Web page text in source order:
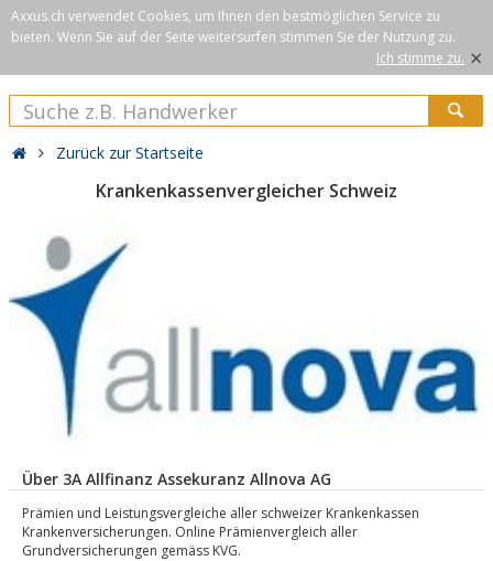
Axxus.ch verwendet Cookies, um Ihnen den bestmöglichen Service zu
bieten. Wenn Sie auf der Seite weitersurfen stimmen Sie der Nutzung zu.
Ich stimme zu. ×
Zurück zur Startseite
Krankenkassenvergleicher Schweiz
Über 3A Allfinanz Assekuranz Allnova AG
Prämien und Leistungsvergleiche aller schweizer Krankenkassen
Krankenversicherungen. Online Prämienvergleich aller
Grundversicherungen gemäss KVG.